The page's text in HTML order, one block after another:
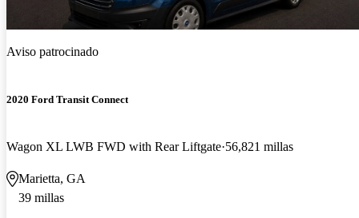
Aviso patrocinado
2020 Ford Transit Connect
Wagon XL LWB FWD with Rear Liftgate 56,821 millas
Marietta, GA
39 millas